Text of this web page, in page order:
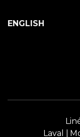
ENGLISH
Laval